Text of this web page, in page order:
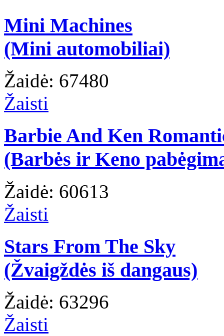
Mini Machines
(Mini automobiliai)
Žaidė: 67480
Žaisti
Barbie And Ken
(Barbės ir Keno
Žaidė: 60613
Žaisti
Stars From The Sky
(Žvaigždės iš dangaus)
Žaidė: 63296
Žaisti